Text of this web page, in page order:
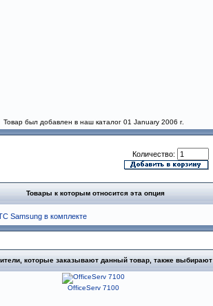
Товар был добавлен в наш каталог 01 January 2006 г.
Количество:
Товары к которым относится эта опция
Samsung в комплекте
которые заказывают данный товар, также выбирают
OfficeServ 7100